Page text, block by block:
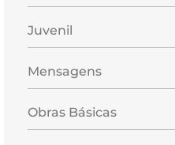
Juvenil
Mensagens
Obras Básicas